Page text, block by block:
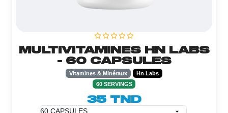
MULTIVITAMINES HN LABS
- 60 CAPSULES
Vitamines & Minéraux
Hn Labs
60 SERVINGS
35 TND